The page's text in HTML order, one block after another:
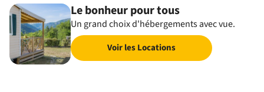
Le bonheur pour tous
Un grand choix d'hébergements avec vue.
Voir les Locations